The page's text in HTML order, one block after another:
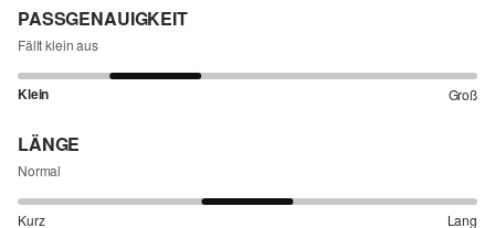
PASSGENAUIGKEIT
Fällt klein aus
Klein Groß
LÄNGE
Normal
Kurz Lang